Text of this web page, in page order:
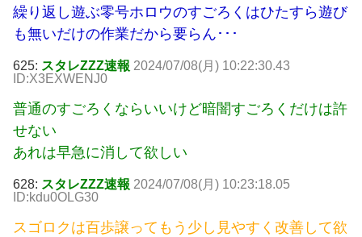
繰り返し遊ぶ零号ホロウのすごろくはひたすら遊び
も無いだけの作業だから要らん･･･
625: スタレZZZ速報 2024/07/08(月) 10:22:30.43
ID:X3EXWENJ0
普通のすごろくならいいけど暗闇すごろくだけは許
せない
あれは早急に消して欲しい
628: スタレZZZ速報 2024/07/08(月) 10:23:18.05
ID:kdu0OLG30
スゴロクは百歩譲ってもう少し見やすく改善して欲